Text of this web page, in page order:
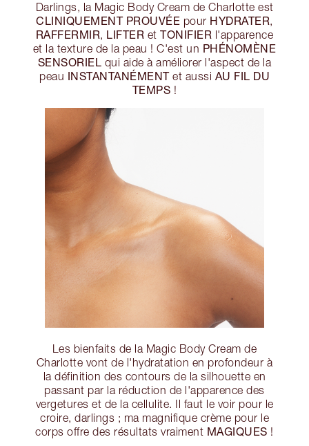
Darlings, la Magic Body Cream de Charlotte est
CLINIQUEMENT PROUVÉE pour HYDRATER,
RAFFERMIR, LIFTER etTONIFIER l'apparence
et la texture de la peau ! C'est un PHÉNOMÈNE
SENSORIEL qui aide à améliorer l'aspect de la
peau INSTANTANÉMENTet aussi AU FIL DU
TEMPS !
Les bienfaits de la Magic Body Cream de
Charlotte vont de l'hydratation en profondeur à
la définition des contours de la silhouette en
passant par la réduction de l'apparence des
vergetures et de la cellulite. Il faut le voir pour le
croire, darlings ; ma magnifique crème pour le
corps offre des résultats vraiment MAGIQUES !